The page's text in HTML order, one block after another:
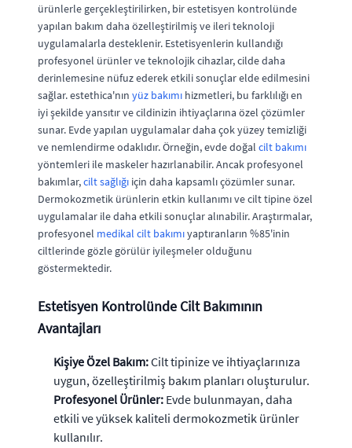
ürünlerle gerçekleştirilirken, bir estetisyen kontrolünde
yapılan bakım daha özelleştirilmiş ve ileri teknoloji
uygulamalarla desteklenir. Estetisyenlerin kullandığı
profesyonel ürünler ve teknolojik cihazlar, cilde daha
derinlemesine nüfuz ederek etkili sonuçlar elde edilmesini
sağlar. estethica'nın yüz bakımı hizmetleri, bu farklılığı en
iyi şekilde yansıtır ve cildinizin ihtiyaçlarına özel çözümler
sunar. Evde yapılan uygulamalar daha çok yüzey temizliği
ve nemlendirme odaklıdır. Örneğin, evde doğal cilt bakımı
yöntemleri ile maskeler hazırlanabilir. Ancak profesyonel
bakımlar,cilt sağlığı için daha kapsamlı çözümler sunar.
Dermokozmetik ürünlerin etkin kullanımı ve cilt tipine özel
uygulamalar ile daha etkili sonuçlar alınabilir. Araştırmalar,
profesyonel medikal cilt bakımıyaptıranların %85'inin
ciltlerinde gözle görülür iyileşmeler olduğunu
göstermektedir.
Estetisyen Kontrolünde Cilt Bakımının
Avantajları
Kişiye Özel Bakım:Cilt tipinize ve ihtiyaçlarınıza
uygun, özelleştirilmiş bakım planları oluşturulur.
Profesyonel Ürünler: Evde bulunmayan, daha
etkili ve yüksek kaliteli dermokozmetik ürünler
kullanılır.